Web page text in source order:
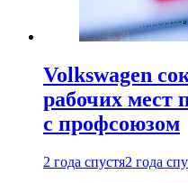
Volkswagen
рабочих мест
с профсоюзом
2 года спустя2 года